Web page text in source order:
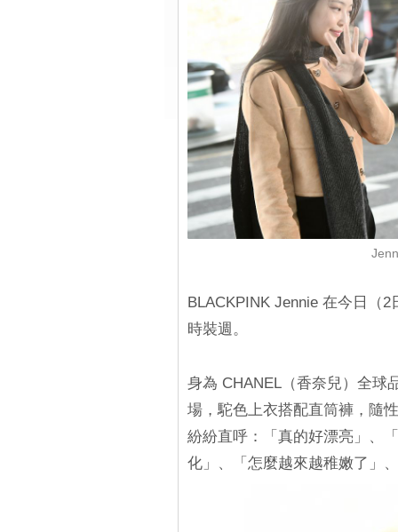
BLACKPINK Jennie 在今日（
時裝週。
身為 CHANEL（香奈兒）全球
場，駝色上衣搭配直筒褲，隨
紛紛直呼：「真的好漂亮」、
化」、「怎麼越來越稚嫩了」